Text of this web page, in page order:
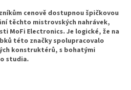
cenově dostupnou špičkovou
těchto mistrovských nahrávek,
MoFi Electronics. Je logické, že na
této značky spolupracovalo
konstruktérů, s bohatými
studia.